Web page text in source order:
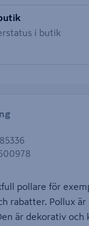
i butik
pollare för
rabatter. Pollux är
är dekorativ och